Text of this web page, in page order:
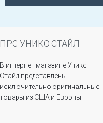
ПРО УНИКО СТАЙЛ
В интернет магазине Унико
Стайл представлены
исключительно оригинальные
товары из США и Европы